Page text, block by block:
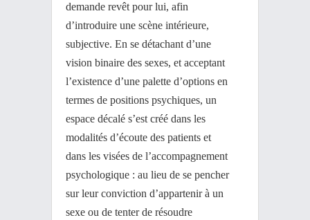
demande revêt pour lui, afin
d’introduire une scène intérieure,
subjective. En se détachant d’une
vision binaire des sexes, et acceptant
l’existence d’une palette d’options en
termes de positions psychiques, un
espace décalé s’est créé dans les
modalités d’écoute des patients et
dans les visées de l’accompagnement
psychologique : au lieu de se pencher
sur leur conviction d’appartenir à un
sexe ou de tenter de résoudre